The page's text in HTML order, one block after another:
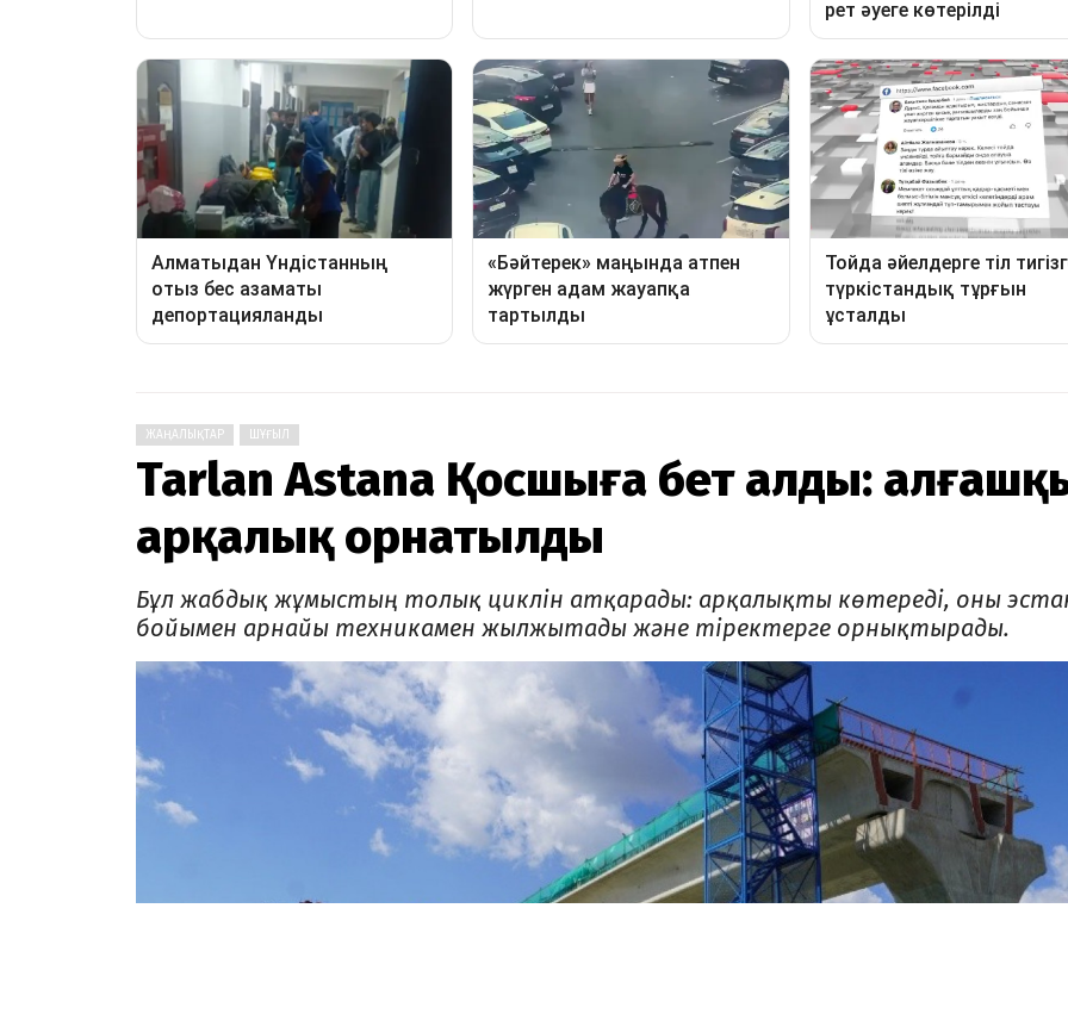
ЖАҢАЛЫҚТАР ШҰҒЫЛ
Tarlan Astana Қосшыға бет алды:
арқалық орнатылды
Бұл жабдық жұмыстың толық циклін атқарады: арқалықты көтереді, оны
бойымен арнайы техникамен жылжытады және тіректерге орнықтырады.